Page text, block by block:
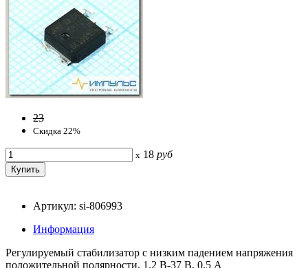
23
Скидка 22%
x 18 руб
Артикул: si-806993
Информация
Регулируемый стабилизатор с низким падением напряжения
положительной полярности, 1.2 В-37 В, 0.5 А